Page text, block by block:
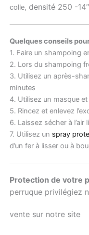
colle, densité 250 -14″
Quelques conseils
1. Faire un shampoing
2. Lors du shampoing
3. Utilisez un après-
minutes
4. Utilisez un masque
5. Rincez et enlevez
6. Laissez sécher à l’air
7. Utilisez un spray
d’un fer à lisser ou à
Protection de votre
perruque privilégiez
vente sur notre site